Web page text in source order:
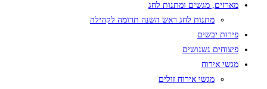
מארזים, מגשים ומתנות לחג
מתנות לחג ראש השנה תרומה לקהילה
פירות יבשים
פיצוחים נשנושים
מגשי אירוח
מגשי אירוח זולים